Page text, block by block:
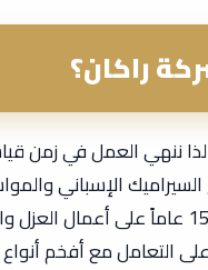
راكان؟
ننهي العمل في زمن
الإسباني
التعامل مع أفخم أنواع